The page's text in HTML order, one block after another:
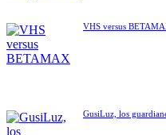
VHS versus
GusiLuz, los